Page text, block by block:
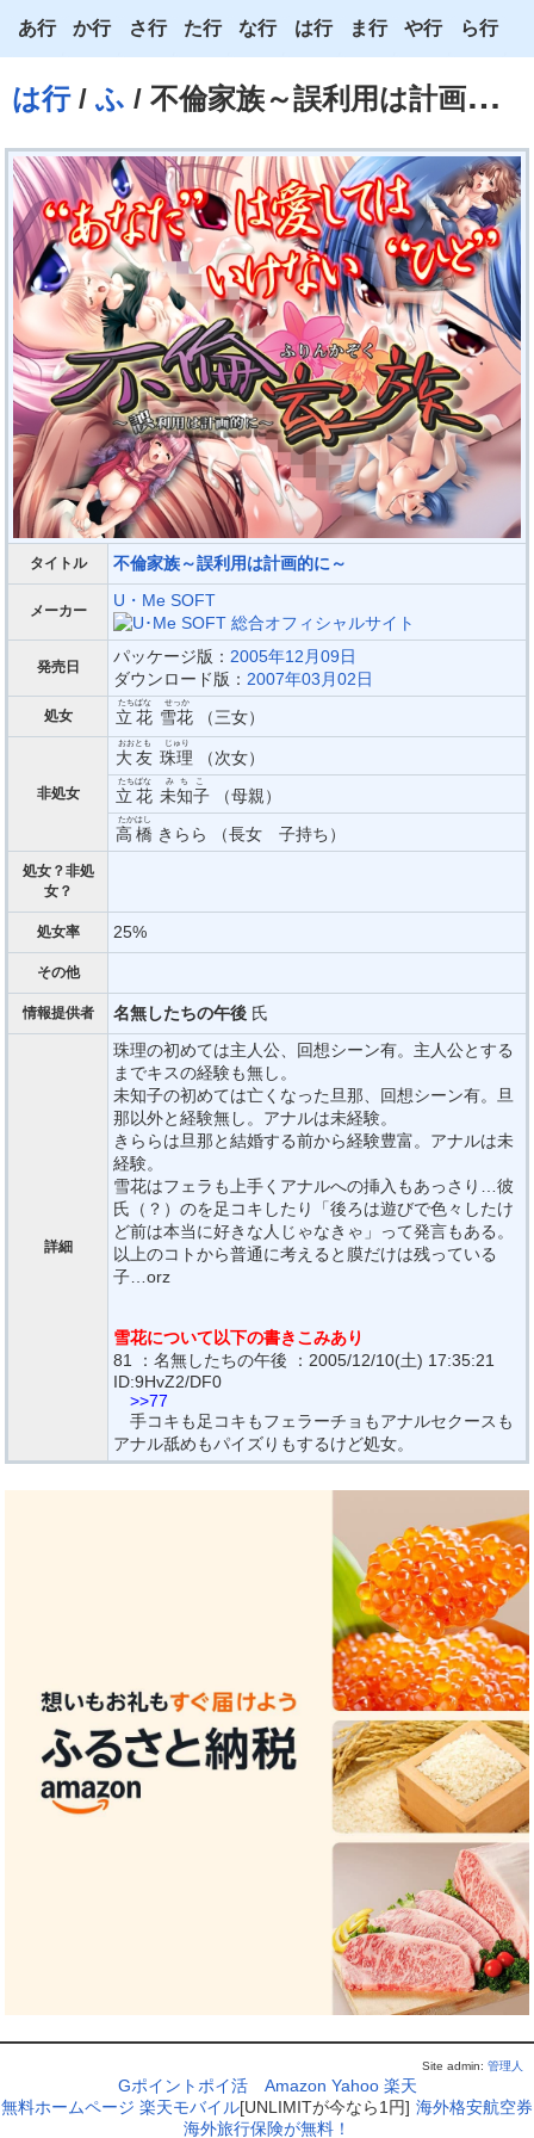
は行/ ふ / 不倫家族～誤利用は計画的に～
あ行
い
う
え
お
か行
き
く
け
こ
さ行
し
す
せ
そ
た行
ち
つ
て
と
な行
に
ぬ
ね
の
は行
ひ
ふ
へ
ほ
ま行
み
む
め
も
や行
ゆ
よ
わ
ら行
り
る
れ
ろ
タイトル 不倫家族～誤利用は計画的に～
メーカー
U・Me SOFT
発売日
パッケージ版： 2005年12月09日
ダウンロード版： 2007年03月02日
処女 立花
たちばな
雪花
せっか
（三女）
非処女
大友
おおとも
珠理
じゅり
（次女）
立花
たちばな
未知子
みちこ
（母親）
高橋
たかはし
きらら （長女 子持ち）
処女？非処
女？
処女率 25%
その他
情報提供者 名無したちの午後 氏
詳細
珠理の初めては主人公、回想シーン有。主人公とする
までキスの経験も無し。
未知子の初めては亡くなった旦那、回想シーン有。旦
那以外と経験無し。アナルは未経験。
きららは旦那と結婚する前から経験豊富。アナルは未
経験。
雪花はフェラも上手くアナルへの挿入もあっさり…彼
氏（？）のを足コキしたり「後ろは遊びで色々したけ
ど前は本当に好きな人じゃなきゃ」って発言もある。
以上のコトから普通に考えると膜だけは残っている
子…orz
雪花について以下の書きこみあり
81 ：名無したちの午後 ：2005/12/10(土) 17:35:21
ID:9HvZ2/DF0
>>77
手コキも足コキもフェラーチョもアナルセクースも
アナル舐めもパイズりもするけど処女。
Site admin:管理人
Gポイントポイ活 Amazon Yahoo 楽天
無料ホームページ 楽天モバイル[UNLIMITが今なら1円] 海外格安航空券
海外旅行保険が無料！